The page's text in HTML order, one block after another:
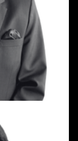
Gobierno
más de 20
grupos
y